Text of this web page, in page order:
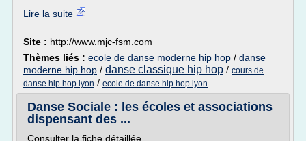
Lire la suite
Site : http://www.mjc-fsm.com
Thèmes liés : ecole de danse moderne hip hop / danse
moderne hip hop / danse classique hip hop / cours de
danse hip hop lyon / ecole de danse hip hop lyon
Danse Sociale : les écoles et associations
dispensant des ...
Consulter la fiche détaillée